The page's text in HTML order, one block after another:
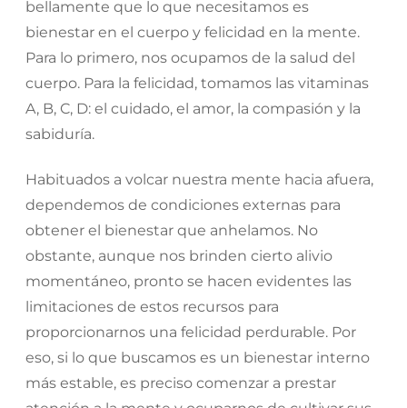
bellamente que lo que necesitamos es
bienestar en el cuerpo y felicidad en la mente.
Para lo primero, nos ocupamos de la salud del
cuerpo. Para la felicidad, tomamos las vitaminas
A, B, C, D: el cuidado, el amor, la compasión y la
sabiduría.
Habituados a volcar nuestra mente hacia afuera,
dependemos de condiciones externas para
obtener el bienestar que anhelamos. No
obstante, aunque nos brinden cierto alivio
momentáneo, pronto se hacen evidentes las
limitaciones de estos recursos para
proporcionarnos una felicidad perdurable. Por
eso, si lo que buscamos es un bienestar interno
más estable, es preciso comenzar a prestar